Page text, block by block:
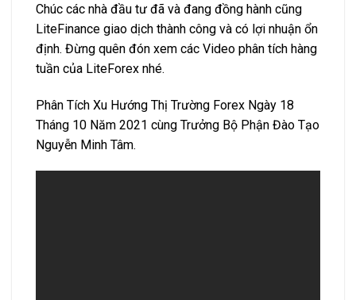
Chúc các nhà đầu tư đã và đang đồng hành cũng
LiteFinance giao dịch thành công và có lợi nhuận ổn
định. Đừng quên đón xem các Video phân tích hàng
tuần của LiteForex nhé.
Phân Tích Xu Hướng Thị Trường Forex Ngày 18
Tháng 10 Năm 2021 cùng Trưởng Bộ Phận Đào Tạo
Nguyễn Minh Tâm.